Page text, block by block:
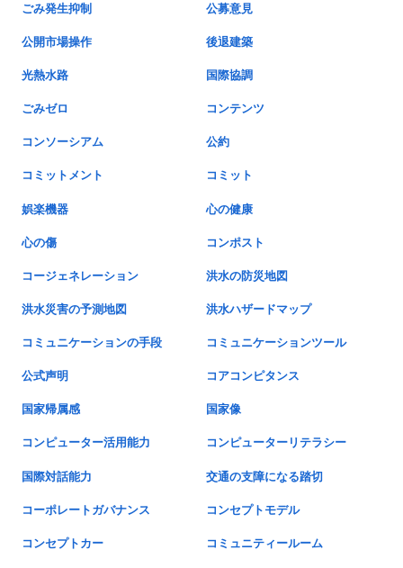
ごみ発生抑制 公募意見
公開市場操作 後退建築
光熱水路 国際協調
ごみゼロ コンテンツ
コンソーシアム 公約
コミットメント コミット
娯楽機器 心の健康
心の傷 コンポスト
コージェネレーション 洪水の防災地図
洪水災害の予測地図 洪水ハザードマップ
コミュニケーションの手段 コミュニケーションツール
公式声明 コアコンピタンス
国家帰属感 国家像
コンピューター活用能力 コンピューターリテラシー
国際対話能力 交通の支障になる踏切
コーポレートガバナンス コンセプトモデル
コンセプトカー コミュニティールーム